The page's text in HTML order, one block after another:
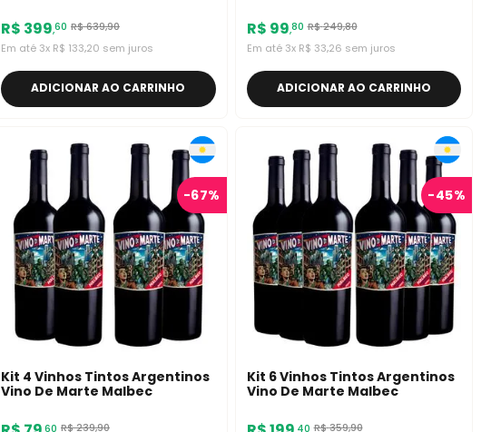
R$ 399,60 R$639,90
Em até 3x R$ 133,20 sem juros
ADICIONAR AO CARRINHO
R$ 99,80 R$249,80
Em até 3x R$ 33,26 sem juros
ADICIONAR AO CARRINHO
-67%
Kit 4 Vinhos Tintos Argentinos
Vino De Marte Malbec
60 R$239,90
-45%
Kit 6 Vinhos Tintos Argentinos
Vino De Marte Malbec
40 R$359,90